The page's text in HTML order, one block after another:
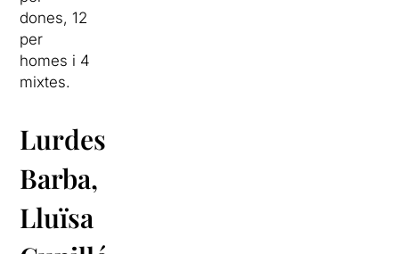
dones, 12
per
homes i 4
mixtes.
Lurdes
Barba,
Lluïsa